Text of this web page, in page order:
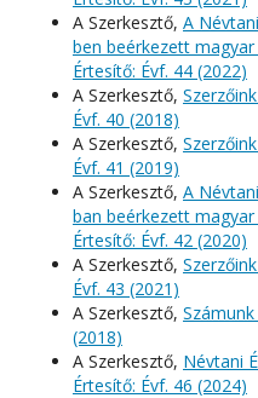
A Szerkesztő, A
ben beérkezett
Értesítő: Évf. 44 (2022)
A Szerkesztő,
Évf. 40 (2018)
A Szerkesztő,
Évf. 41 (2019)
A Szerkesztő, A
ban beérkezett
Értesítő: Évf. 42 (2020)
A Szerkesztő,
Évf. 43 (2021)
A Szerkesztő,
(2018)
A Szerkesztő, Névtani
Értesítő: Évf. 46 (2024)